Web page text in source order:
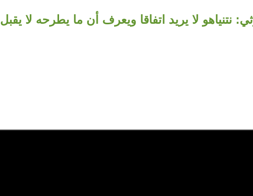
نتنياهو لا يريد اتفاقا ويعرف أن ما يطرحه لا يقبل